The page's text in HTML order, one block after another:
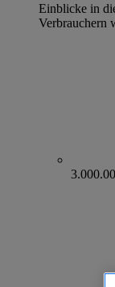
Einblicke in
Verbrauchern